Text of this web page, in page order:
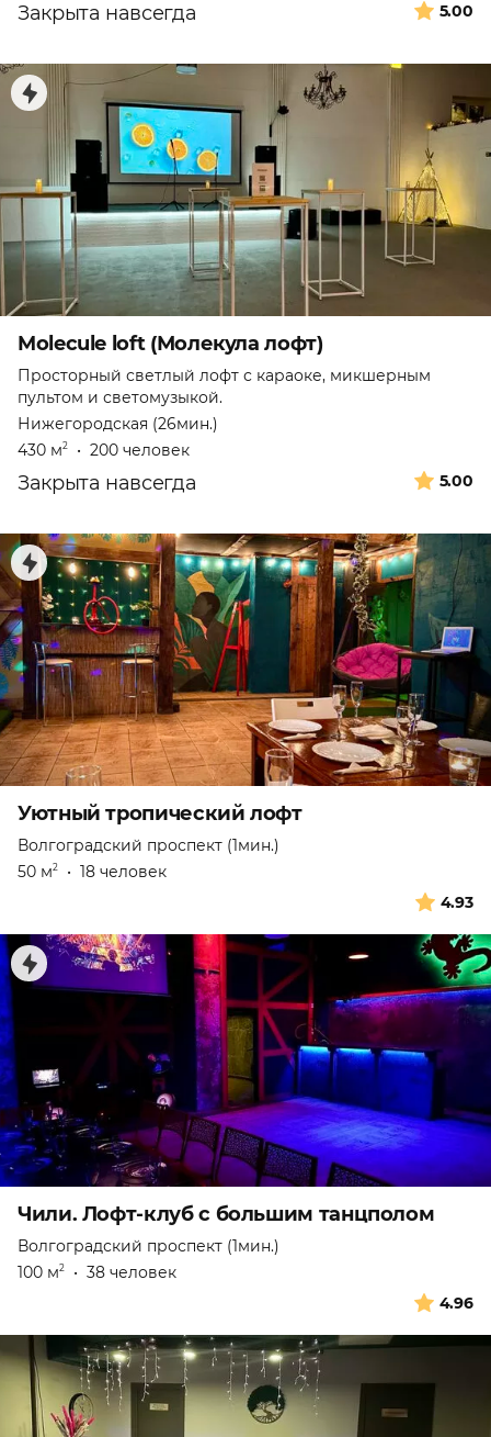
5.00
Закрыта навсегда
Molecule loft (Молекула лофт)
Просторный светлый лофт с караоке, микшерным
пультом и светомузыкой.
Нижегородская (26мин.)
430 м2 • 200 человек
5.00
Закрыта навсегда
Уютный тропический лофт
Волгоградский проспект (1мин.)
50 м2 • 18 человек
4.93
Чили. Лофт-клуб с большим танцполом
Волгоградский проспект (1мин.)
100 м2 • 38 человек
4.96